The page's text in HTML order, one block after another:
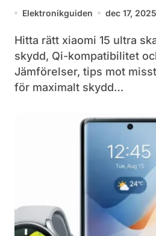
Elektronikguiden dec 17, 2025
Hitta rätt xiaomi 15 ultra skal med kamera-
skydd, Qi-kompatibilitet
Jämförelser, tips mot
för maximalt skydd…